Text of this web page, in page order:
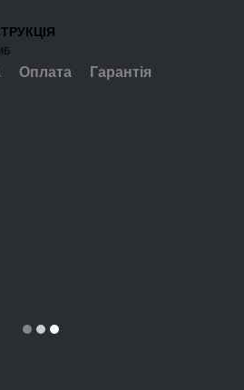
Оплата Гарантія